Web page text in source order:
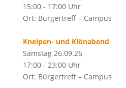
15:00 - 17:00 Uhr
Ort: Bürgertreff – Campus
Kneipen- und Klönabend
Samstag 26.09.26
17:00 - 23:00 Uhr
Ort: Bürgertreff – Campus